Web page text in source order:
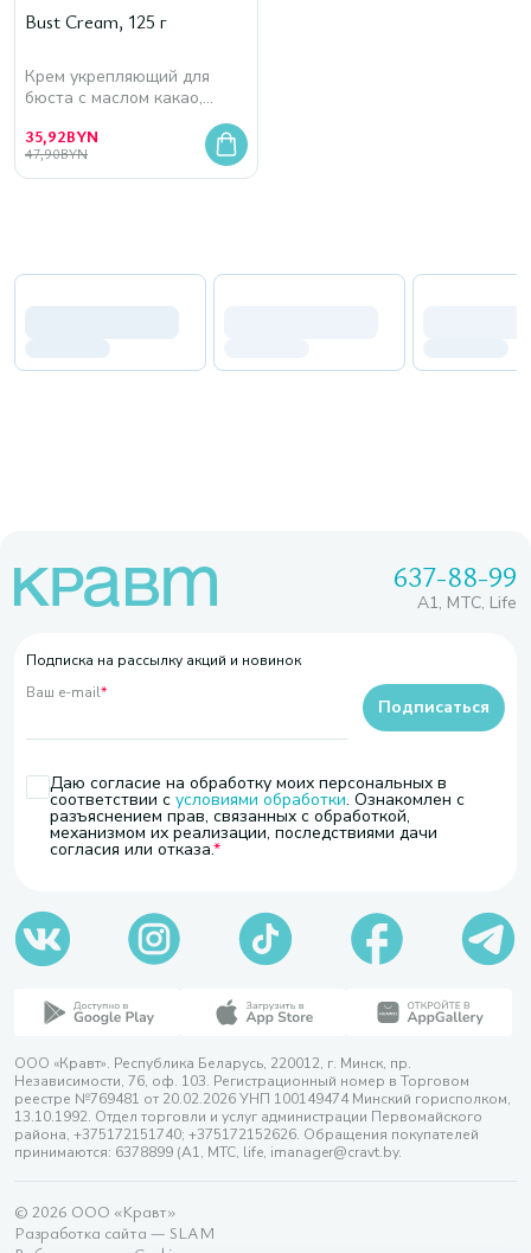
Bust Cream, 125 г
Крем укрепляющий для
бюста с маслом какао,
коллагеном и эластином
35,92BYN
47,90BYN
637-88-99
A1, МТС, Life
Подписка на рассылку акций и новинок
Ваш e-mail*
Даю согласие на обработку моих персональных в
соответствии с условиями обработки. Ознакомлен с
разъяснением прав, связанных с обработкой,
механизмом их реализации, последствиями дачи
согласия или отказа.
Подписаться
ООО «Кравт». Республика Беларусь, 220012, г. Минск, пр.
Независимости, 76, оф. 103. Регистрационный номер в Торговом
реестре №769481 от 20.02.2026 УНП 100149474 Минский горисполком,
13.10.1992. Отдел торговли и услуг администрации Первомайского
района, +375172151740; +375172152626. Обращения покупателей
принимаются: 6378899 (А1, МТС, life, imanager@cravt.by.
© 2026 ООО «Кравт»
Разработка сайта — SLAM